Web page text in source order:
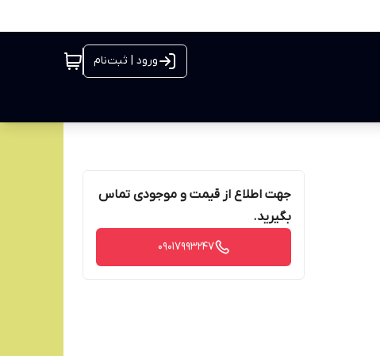
ورود | ثبت‌نام
جهت اطلاع از قیمت و موجودی تماس
بگیرید.
09017993247